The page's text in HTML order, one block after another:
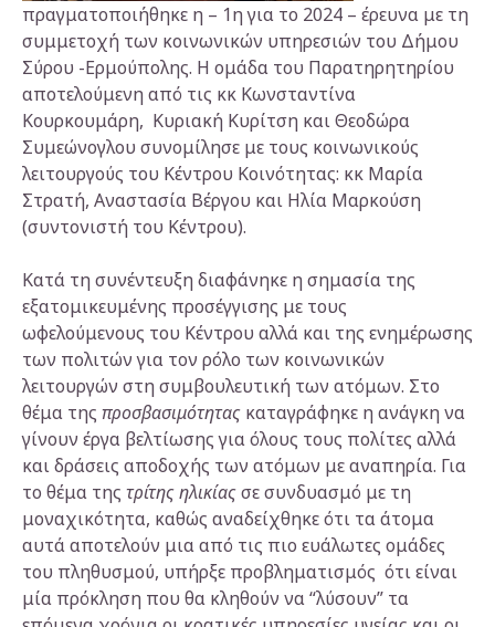
πραγματοποιήθηκε η – 1η για το 2024 – έρευνα με τη
συμμετοχή των κοινωνικών υπηρεσιών του Δήμου
Σύρου -Ερμούπολης. Η ομάδα του Παρατηρητηρίου
αποτελούμενη από τις κκ Κωνσταντίνα
Κουρκουμάρη, Κυριακή Κυρίτση και Θεοδώρα
Συμεώνογλου συνομίλησε με τους κοινωνικούς
λειτουργούς του Κέντρου Κοινότητας: κκ Μαρία
Στρατή, Αναστασία Βέργου και Ηλία Μαρκούση
(συντονιστή του Κέντρου).
Κατά τη συνέντευξη διαφάνηκε η σημασία της
εξατομικευμένης προσέγγισης με τους
ωφελούμενους του Κέντρου αλλά και της ενημέρωσης
των πολιτών για τον ρόλο των κοινωνικών
λειτουργών στη συμβουλευτική των ατόμων. Στο
θέμα της προσβασιμότητας καταγράφηκε η ανάγκη να
γίνουν έργα βελτίωσης για όλους τους πολίτες αλλά
και δράσεις αποδοχής των ατόμων με αναπηρία. Για
το θέμα της τρίτης ηλικίαςσε συνδυασμό με τη
μοναχικότητα, καθώς αναδείχθηκε ότι τα άτομα
αυτά αποτελούν μια από τις πιο ευάλωτες ομάδες
του πληθυσμού, υπήρξε προβληματισμός ότι είναι
μία πρόκληση που θα κληθούν να “λύσουν” τα